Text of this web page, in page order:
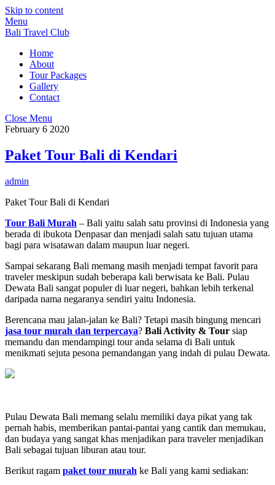
Skip to content
Menu
Bali Travel Club
Home
About
Tour Packages
Gallery
Contact
Close Menu
February 6 2020
Paket Tour Bali di Kendari
admin
Paket Tour Bali di Kendari
Tour Bali Murah – Bali yaitu salah satu provinsi di Indonesia yang
berada di ibukota Denpasar dan menjadi salah satu tujuan utama
bagi para wisatawan dalam maupun luar negeri.
Sampai sekarang Bali memang masih menjadi tempat favorit para
traveler meskipun sudah beberapa kali berwisata ke Bali. Pulau
Dewata Bali sangat populer di luar negeri, bahkan lebih terkenal
daripada nama negaranya sendiri yaitu Indonesia.
Berencana mau jalan-jalan ke Bali? Tetapi masih bingung mencari
jasa tour murah dan terpercaya? Bali Activity & Tour siap
memandu dan mendampingi tour anda selama di Bali untuk
menikmati sejuta pesona pemandangan yang indah di pulau Dewata.
Pulau Dewata Bali memang selalu memiliki daya pikat yang tak
pernah habis, memberikan pantai-pantai yang cantik dan memukau,
dan budaya yang sangat khas menjadikan para traveler menjadikan
Bali sebagai tujuan liburan atau tour.
Berikut ragam paket tour murah ke Bali yang kami sediakan: